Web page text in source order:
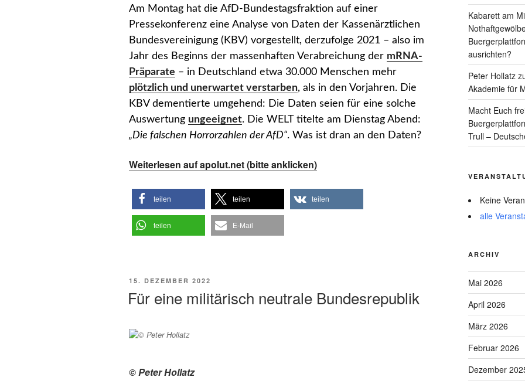
Am Montag hat die AfD-Bundestagsfraktion auf einer
Pressekonferenz eine Analyse von Daten der Kassenärztlichen
Bundesvereinigung (KBV) vorgestellt, derzufolge 2021 – also im
Jahr des Beginns der massenhaften Verabreichung der mRNA-
Präparate – in Deutschland etwa 30.000 Menschen mehr
plötzlich und unerwartet verstarben, als in den Vorjahren. Die
KBV dementierte umgehend: Die Daten seien für eine solche
Auswertung ungeeignet. Die WELT titelte am Dienstag Abend:
„Die falschen Horrorzahlen der AfD“. Was ist dran an den Daten?
Weiterlesen auf apolut.net (bitte anklicken)
teilen teilen teilen
teilen E-Mail
VERÖFFENTLICHT
15. DEZEMBER 2022
Für eine militärisch neutrale Bundesrepublik
© Peter Hollatz
Kabarett am
ausrichten?
Peter Hollatz
Akademie für
Macht Euch
Trull –
Keine
alle
ARCHIV
Mai 2026
April 2026
März 2026
Februar 2026
Dezember